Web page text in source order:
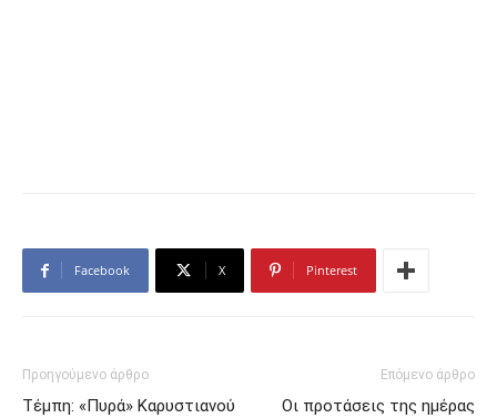
Facebook X Pinterest
Προηγούμενο άρθρο
Τέμπη: «Πυρά» Καρυστιανού
Επόμενο άρθρο
Οι προτάσεις της ημέρας